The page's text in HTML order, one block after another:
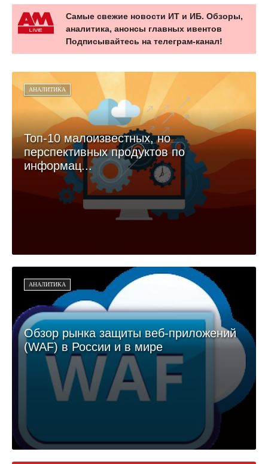
Самые свежие новости ИТ и ИБ. Обзоры,
аналитика, анонсы главных ивентов
Подписывайтесь на телеграм-канал!
АНАЛИТИКА
Топ-10 малоизвестных, но
перспективных продуктов по
информац...
АНАЛИТИКА
Обзор рынка защиты веб-приложений
(WAF) в России и в мире